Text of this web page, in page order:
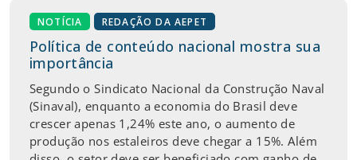
NOTÍCIA REDAÇÃO DA AEPET
Política de conteúdo nacional mostra sua
importância
Segundo o Sindicato Nacional da Construção Naval
(Sinaval), enquanto a economia do Brasil deve
crescer apenas 1,24% este ano, o aumento de
produção nos estaleiros deve chegar a 15%. Além